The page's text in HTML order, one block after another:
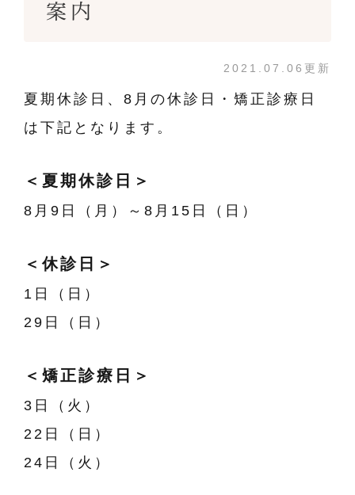
案内
2021.07.06更新
夏期休診日、8月の休診日・矯正診療日
は下記となります。
＜夏期休診日＞
8月9日（月）～8月15日（日）
＜休診日＞
1日（日）
29日（日）
＜矯正診療日＞
3日（火）
22日（日）
24日（火）